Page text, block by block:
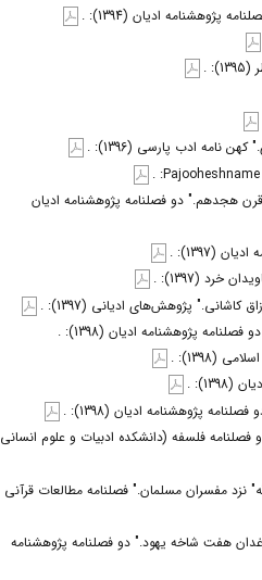
پژوهشنامه ادیان (1394): .
.
ادب پارسی (1396): .
هجدهم." دو فصلنامه پژوهشنامه ادیان
(1397): .
خرد (1397): .
پژوهش‌های ادیانی (1397): .
پژوهشنامه ادیان (1398): .
(1398): .
.
پژوهشنامه ادیان (1398): .
فصلنامه فلسفه (دانشکده ادبیات و علوم انسانی
نزد مفسران مسلمان." فصلنامه مطالعات قرآنی
هفت شاخه یهود." دو فصلنامه پژوهشنامه